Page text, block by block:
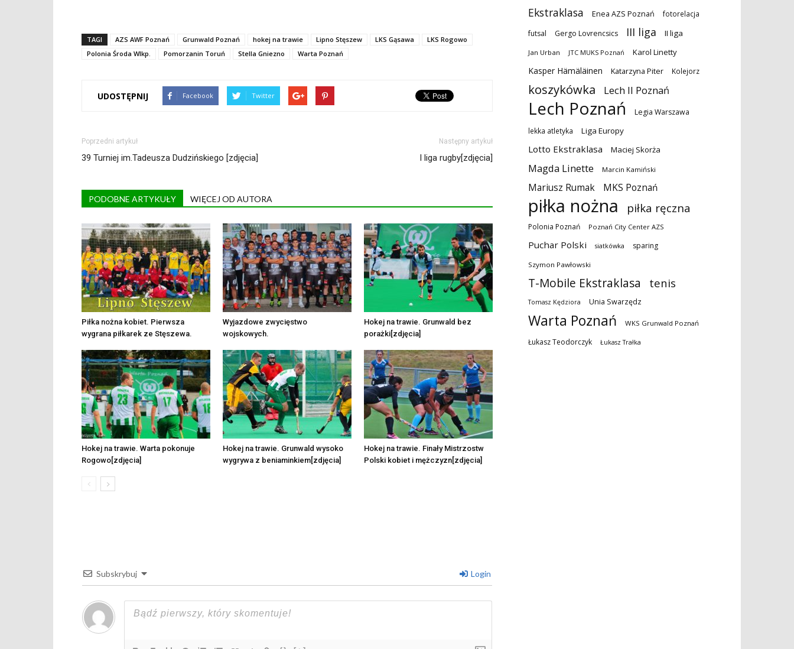
TAGI AZS AWF Poznań Grunwald Poznań hokej na trawie Lipno Stęszew LKS Gąsawa
LKS Rogowo
Polonia Środa Wlkp.
Pomorzanin Toruń Stella Gniezno Warta Poznań
UDOSTĘPNIJ Facebook Twitter
Poprzedni artykuł
39 Turniej im.Tadeusza Dudzińskiego [zdjęcia]
Następny artykuł
I liga rugby[zdjęcia]
PODOBNE ARTYKUŁY WIĘCEJ OD AUTORA
Piłka nożna kobiet. Pierwsza
wygrana piłkarek ze Stęszewa.
Wyjazdowe zwycięstwo
wojskowych.
Hokej na trawie. Grunwald bez
porażki[zdjęcia]
Hokej na trawie. Warta pokonuje
Rogowo[zdjęcia]
Hokej na trawie. Grunwald wysoko
wygrywa z beniaminkiem[zdjęcia]
Hokej na trawie. Finały Mistrzostw
Polski kobiet i mężczyzn[zdjęcia]
Subskrybuj Login
Ekstraklasa Enea AZS Poznań fotorelacja
futsal Gergo Lovrencsics III liga II liga
Jan Urban JTC MUKS Poznań Karol Linetty
Kasper Hämäläinen Katarzyna Piter Kolejorz
koszykówka Lech II Poznań
Lech Poznań Legia Warszawa
lekka atletyka Liga Europy
Lotto Ekstraklasa Maciej Skorża
Magda Linette Marcin Kamiński
Mariusz Rumak MKS Poznań
piłka nożna piłka ręczna
Polonia Poznań Poznań City Center AZS
Puchar Polski siatkówka sparing
Szymon Pawłowski
T-Mobile Ekstraklasa tenis
Tomasz Kędziora Unia Swarzędz
Warta Poznań WKS Grunwald Poznań
Łukasz Teodorczyk Łukasz Trałka